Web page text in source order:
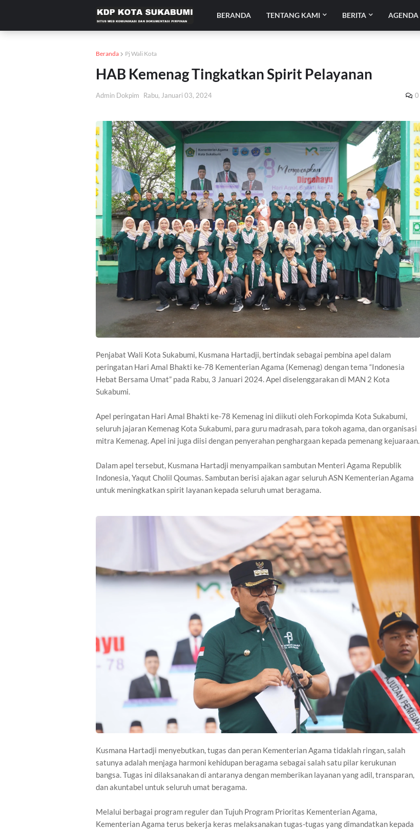
BERANDA TENTANG KAMI BERITA AGENDA
Beranda Pj Wali Kota
HAB Kemenag Tingkatkan Spirit Pelayanan
Admin Dokpim Rabu, Januari 03, 2024 0
Penjabat Wali Kota Sukabumi, Kusmana Hartadji, bertindak sebagai pembina apel dalam
peringatan Hari Amal Bhakti ke-78 Kementerian Agama (Kemenag) dengan tema “Indonesia
Hebat Bersama Umat” pada Rabu, 3 Januari 2024. Apel diselenggarakan di MAN 2 Kota
Sukabumi.
Apel peringatan Hari Amal Bhakti ke-78 Kemenag ini diikuti oleh Forkopimda Kota Sukabumi,
seluruh jajaran Kemenag Kota Sukabumi, para guru madrasah, para tokoh agama, dan organisasi
mitra Kemenag. Apel ini juga diisi dengan penyerahan penghargaan kepada pemenang kejuaraan.
Dalam apel tersebut, Kusmana Hartadji menyampaikan sambutan Menteri Agama Republik
Indonesia, Yaqut Cholil Qoumas. Sambutan berisi ajakan agar seluruh ASN Kementerian Agama
untuk meningkatkan spirit layanan kepada seluruh umat beragama.
Kusmana Hartadji menyebutkan, tugas dan peran Kementerian Agama tidaklah ringan, salah
satunya adalah menjaga harmoni kehidupan beragama sebagai salah satu pilar kerukunan
bangsa. Tugas ini dilaksanakan di antaranya dengan memberikan layanan yang adil, transparan,
dan akuntabel untuk seluruh umat beragama.
Melalui berbagai program reguler dan Tujuh Program Prioritas Kementerian Agama,
Kementerian Agama terus bekerja keras melaksanakan tugas-tugas yang dimandatkan kepada